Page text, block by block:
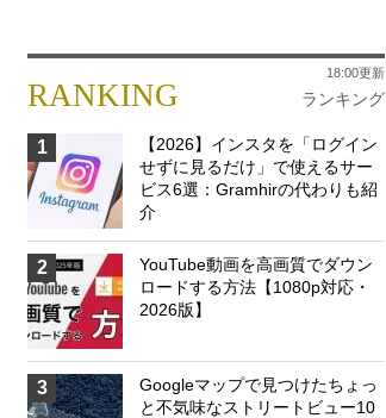
RANKING ランキング
18:00更新
1
【2026】インスタを「ログイン
せずに見るだけ」で使えるサー
ビス6選：Gramhirの代わりも紹
介
2
YouTube動画を高画質でダウン
ロードする方法【1080p対応・
2026版】
3
Googleマップで見つけたちょっ
と不気味なストリートビュー10